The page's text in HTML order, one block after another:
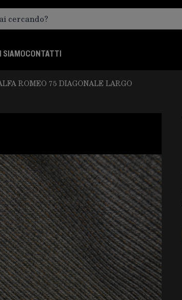
SIAMOCONTATTI
ROMEO 75 DIAGONALE LARGO